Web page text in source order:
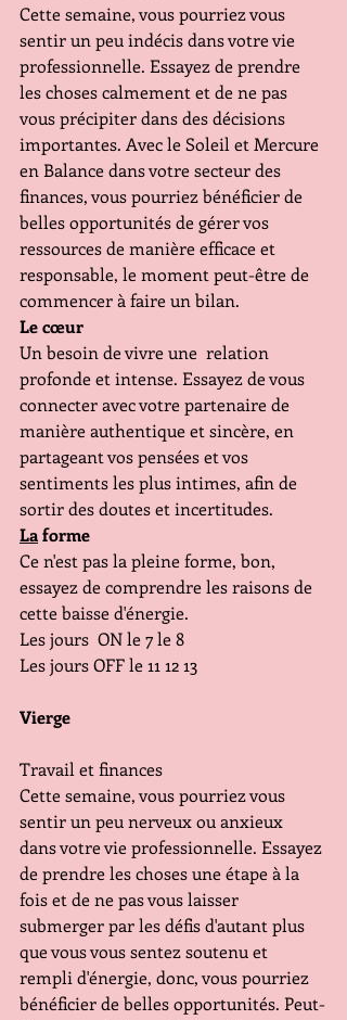
Cette semaine, vous pourriez vous
sentir un peu indécis dans votre vie
professionnelle. Essayez de prendre
les choses calmement et de ne pas
vous précipiter dans des décisions
importantes. Avec le Soleil et Mercure
en Balance dans votre secteur des
finances, vous pourriez bénéficier de
belles opportunités de gérer vos
ressources de manière efficace et
responsable, le moment peut-être de
commencer à faire un bilan.
Le cœur
Un besoin de vivre une  relation
profonde et intense. Essayez de vous
connecter avec votre partenaire de
manière authentique et sincère, en
partageant vos pensées et vos
sentiments les plus intimes, afin de
sortir des doutes et incertitudes.
La forme
Ce n'est pas la pleine forme, bon,
essayez de comprendre les raisons de
cette baisse d'énergie.
Les jours  ON le 7 le 8
Les jours OFF le 11 12 13
Vierge
Travail et finances
Cette semaine, vous pourriez vous
sentir un peu nerveux ou anxieux
dans votre vie professionnelle. Essayez
de prendre les choses une étape à la
fois et de ne pas vous laisser
submerger par les défis d'autant plus
que vous vous sentez soutenu et
rempli d'énergie, donc, vous pourriez
bénéficier de belles opportunités. Peut-